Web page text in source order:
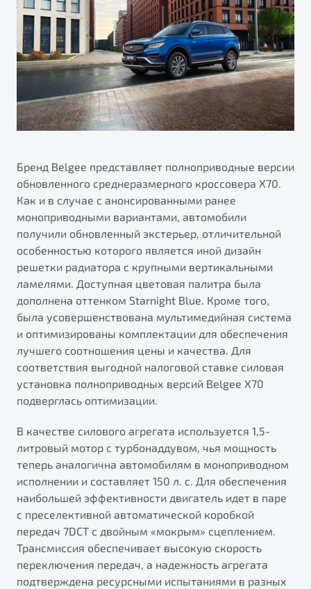
Яркий кроссовер
от 2 219 990 ₽*
Обзор В наличии
Элегантный и практичный седан
от 1 699 990 ₽*
Обзор В наличии
X70
Универсальный кроссовер
от 2 499 990 ₽*
Автокредит
Трейд-ин
Страхование
Расчет КАСКО
Узнайте о специальных выгодах при покупке
Подробно
Тест-драйв
Автокредит
Спецпредложения
ПОДДЕРЖКА
Гарантия Belgee
Belgee Линк
Belgee Плюс
Клиентская поддержка
Помощь на дорогах
Будьте еще более уверены на дорогах с программой
"Помощь на дорогах"
Преимущества программы
Запись на сервис
Калькулятор ТО
Клиентская поддержка
О дилерском центре
Правовая информация
Бренд Belgee представляет полноприводные версии
обновленного среднеразмерного кроссовера X70.
Как и в случае с анонсированными ранее
моноприводными вариантами, автомобили
получили обновленный экстерьер, отличительной
особенностью которого является иной дизайн
решетки радиатора с крупными вертикальными
ламелями. Доступная цветовая палитра была
дополнена оттенком Starnight Blue. Кроме того,
была усовершенствована мультимедийная система
и оптимизированы комплектации для обеспечения
лучшего соотношения цены и качества. Для
соответствия выгодной налоговой ставке силовая
установка полноприводных версий Belgee X70
подверглась оптимизации.
В качестве силового агрегата используется 1,5-
литровый мотор с турбонаддувом, чья мощность
теперь аналогична автомобилям в моноприводном
исполнении и составляет 150 л. с. Для обеспечения
наибольшей эффективности двигатель идет в паре
с преселективной автоматической коробкой
передач 7DCT с двойным «мокрым» сцеплением.
Трансмиссия обеспечивает высокую скорость
переключения передач, а надежность агрегата
подтверждена ресурсными испытаниями в разных